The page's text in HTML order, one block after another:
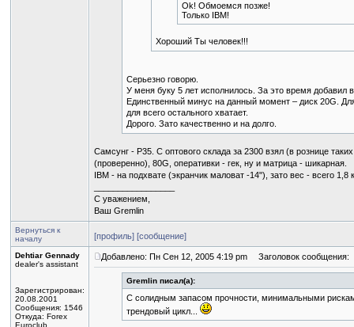
Ok! Обмоемся позже!
Только IBM!
Хороший Ты человек!!!
Серьезно говорю.
У меня буку 5 лет исполнилось. За это время добавил
Единственный минус на данный момент – диск 20G.
для всего остального хватает.
Дорого. Зато качественно и на долго.
Самсунг - P35. С оптового склада за 2300 взял (в рознице
(проверенно), 80G, оперативки - гек, ну и матрица - шикарная.
IBM - на подхвате (экранчик маловат -14"), зато вес - всего 1,8
С уважением,
Ваш Gremlin
Вернуться к
началу
[профиль] [сообщение]
Dehtiar Gennady
dealer's assistant
Зарегистрирован:
20.08.2001
Сообщения: 1546
Откуда: Forex
Euroclub
Добавлено: Пн Сен 12, 2005 4:19 pm Заголовок сообщения:
Gremlin писал(а):
С солидным запасом прочности, минимальными
трендовый цикл...